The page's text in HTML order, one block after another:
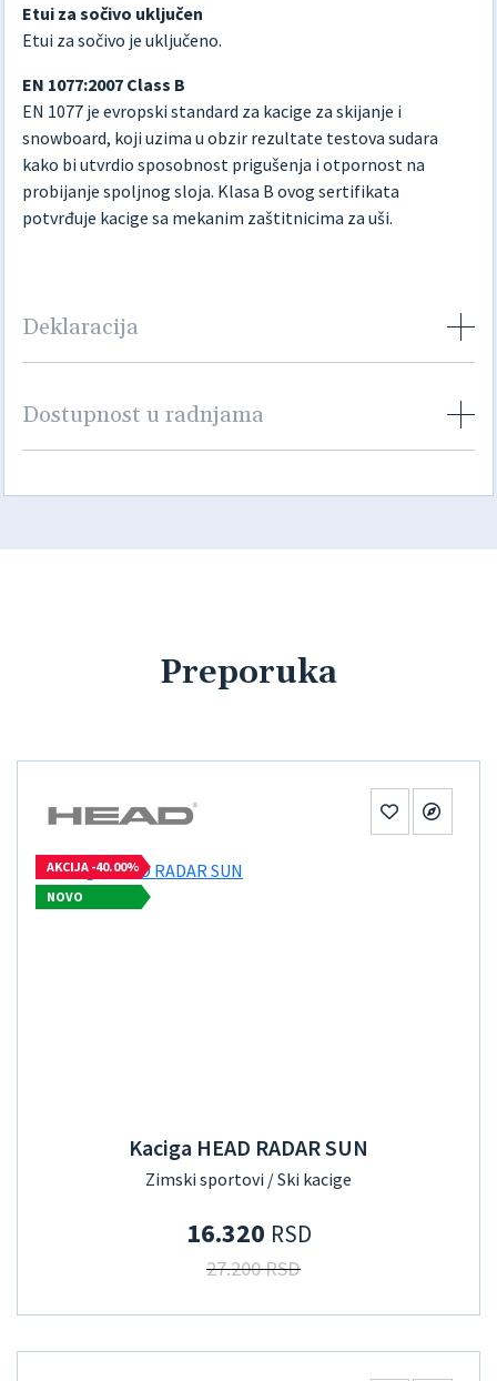
Etui za sočivo uključen
Etui za sočivo je uključeno.
EN 1077:2007 Class B
EN 1077 je evropski standard za kacige za skijanje i
snowboard, koji uzima u obzir rezultate testova sudara
kako bi utvrdio sposobnost prigušenja i otpornost na
probijanje spoljnog sloja. Klasa B ovog sertifikata
potvrđuje kacige sa mekanim zaštitnicima za uši.
Deklaracija
Dostupnost u radnjama
Preporuka
AKCIJA -40.00%
NOVO
Kaciga HEAD RADAR SUN
Zimski sportovi / Ski kacige
16.320 RSD
27.200 RSD